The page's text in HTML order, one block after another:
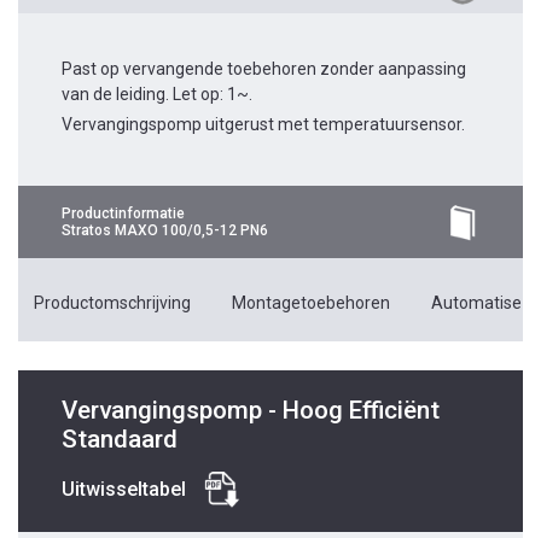
Past op vervangende toebehoren zonder aanpassing
van de leiding. Let op: 1~.
Vervangingspomp uitgerust met temperatuursensor.
Productinformatie
Stratos MAXO 100/0,5-12 PN6
Productomschrijving Montagetoebehoren
Vervangingspomp - Hoog Efficiënt
Standaard
Uitwisseltabel